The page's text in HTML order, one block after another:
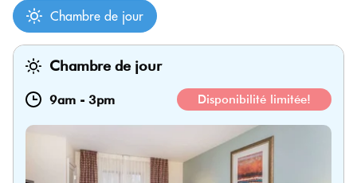
Chambre de jour
Chambre de jour
9am - 3pm Disponibilité limitée!